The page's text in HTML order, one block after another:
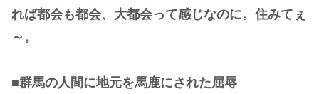
れば都会も都会、大都会って感じなのに。住みてぇ
～。
■群馬の人間に地元を馬鹿にされた屈辱